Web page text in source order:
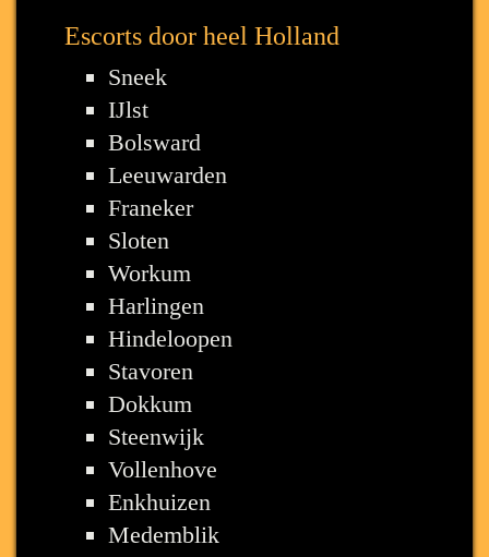
Escorts door heel Holland
Sneek
IJlst
Bolsward
Leeuwarden
Franeker
Sloten
Workum
Harlingen
Hindeloopen
Stavoren
Dokkum
Steenwijk
Vollenhove
Enkhuizen
Medemblik